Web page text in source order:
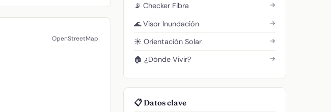
OpenStreetMap
📡 Checker Fibra →
🌊 Visor Inundación →
☀️ Orientación Solar →
🏠 ¿Dónde Vivir? →
📋 Datos clave